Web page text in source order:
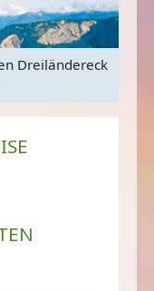
Dreiländereck